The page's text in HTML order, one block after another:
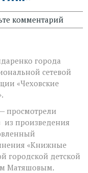
комментарий
города
сетевой
«Чеховские
просмотрели
из произведения
«Книжные
городской детской
Матяшовым.